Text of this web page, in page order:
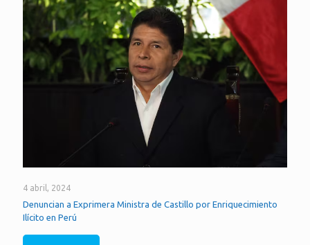
4 abril, 2024
Denuncian a Exprimera Ministra de Castillo por Enriquecimiento
Ilícito en Perú